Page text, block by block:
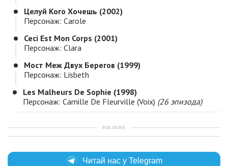
Целуй Кого Хочешь (2002)
Персонаж: Carole
Ceci Est Mon Corps (2001)
Персонаж: Clara
Мост Меж Двух Берегов (1999)
Персонаж: Lisbeth
Les Malheurs De Sophie (1998)
Персонаж: Camille De Fleurville (voix) (26 эпизода)
РЕКЛАМА
Читай нас у Telegram